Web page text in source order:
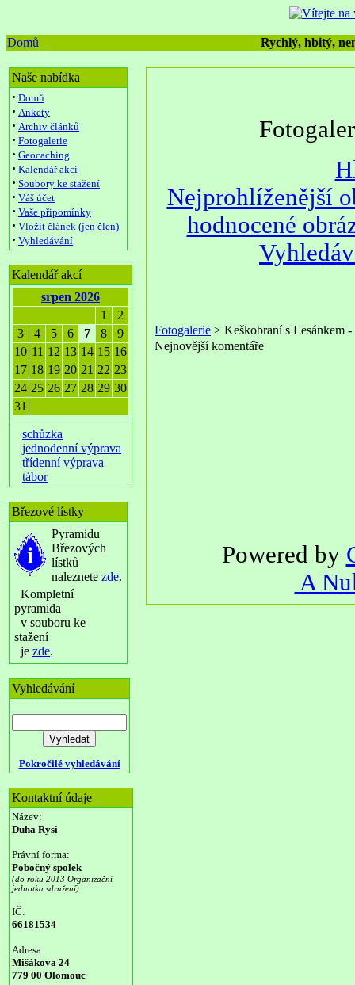
Domů Rychlý, hbitý,
Naše nabídka
· Domů
· Ankety
· Archiv článků
· Fotogalerie
· Geocaching
· Kalendář akcí
· Soubory ke stažení
· Váš účet
· Vaše připomínky
· Vložit článek (jen člen)
· Vyhledávání
Kalendář akcí
srpen 2026
1
2
3
4 5 6 7 8
9
10 11 12 13 14 15 16
17 18 19 20 21 22 23
24 25 26 27 28 29 30
31
schůzka
jednodenní výprava
třídenní výprava
tábor
Březové lístky
Pyramidu
Březových
lístků
naleznete zde.
Kompletní
pyramida
v souboru ke
stažení
je zde.
Vyhledávání
Pokročilé vyhledávání
Kontaktní údaje
Název:
Duha Rysi
Právní forma:
Pobočný spolek
(do roku 2013 Organizační
jednotka sdružení)
IČ:
66181534
Adresa:
Mišákova 24
779 00 Olomouc
Nejprohlíženější
hodnocené
Fotogalerie > Keškobraní s Lesánkem
Nejnovější komentáře
Powered by
A